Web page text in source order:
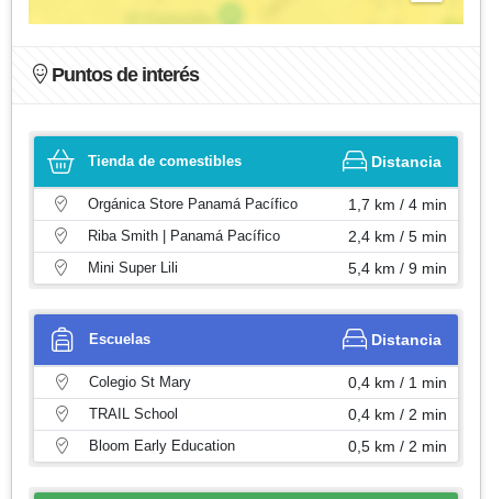
Puntos de interés
Tienda de comestibles Distancia
Orgánica Store Panamá Pacífico 1,7 km / 4 min
Riba Smith | Panamá Pacífico 2,4 km / 5 min
Mini Super Lili 5,4 km / 9 min
Escuelas Distancia
Colegio St Mary 0,4 km / 1 min
TRAIL School 0,4 km / 2 min
Bloom Early Education 0,5 km / 2 min